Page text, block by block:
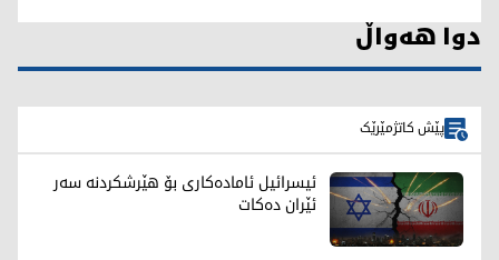
دوا هەواڵ
پێش کاتژمێرێک
ئیسرائیل ئامادەکاری بۆ هێرشکردنە سەر
ئێران دەکات